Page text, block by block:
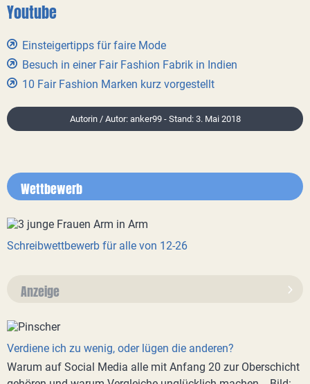
Youtube
Einsteigertipps für faire Mode
Besuch in einer Fair Fashion Fabrik in Indien
10 Fair Fashion Marken kurz vorgestellt
Autorin / Autor: anker99 - Stand: 3. Mai 2018
Wettbewerb
Schreibwettbewerb für alle von 12-26
Anzeige
Verdiene ich zu wenig, oder lügen die anderen?
Warum auf Social Media alle mit Anfang 20 zur Oberschicht